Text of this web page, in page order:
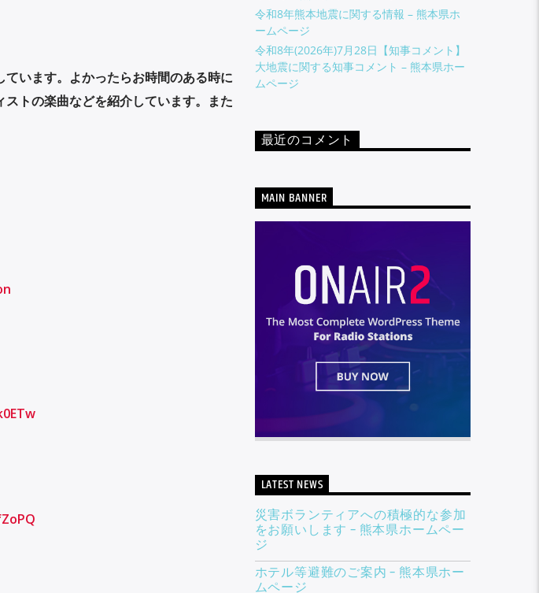
います。よかったらお時間のある時に
トの楽曲などを紹介しています。また
令和8年熊本地震に関する情報 – 熊本県ホ
ームページ
​令和8年(2026年)7月28日【知事コメント】
大地震に関する知事コメント – 熊本県ホー
ムページ
最近のコメント
MAIN BANNER
LATEST NEWS
災害ボランティアへの積極的な参加
をお願いします – 熊本県ホームペー
ジ
ホテル等避難のご案内 – 熊本県ホー
ムページ